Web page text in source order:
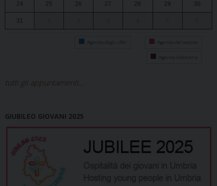
24 25 26 27 28 29 30
31
Agenda degli uffici Agenda del vescovo
Agenda diocesana
tutti gli appuntamenti...
GIUBILEO GIOVANI 2025